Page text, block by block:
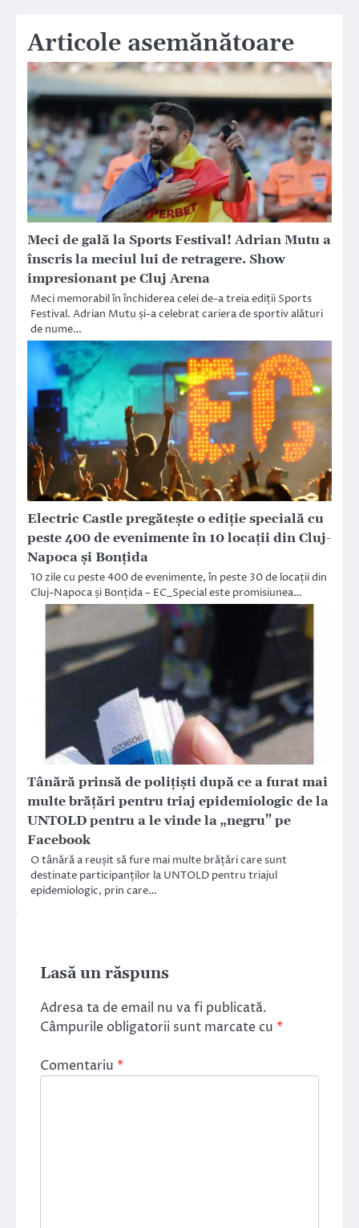
Articole asemănătoare
Meci de gală la Sports Festival! Adrian Mutu a
înscris la meciul lui de retragere. Show
impresionant pe Cluj Arena
Meci memorabil în închiderea celei de-a treia ediții Sports
Festival. Adrian Mutu și-a celebrat cariera de sportiv alături
de nume…
Electric Castle pregătește o ediție specială cu
peste 400 de evenimente în 10 locații din Cluj-
Napoca și Bonțida
10 zile cu peste 400 de evenimente, în peste 30 de locații din
Cluj-Napoca și Bonțida – EC_Special este promisiunea…
Tânără prinsă de polițiști după ce a furat mai
multe brățări pentru triaj epidemiologic de la
UNTOLD pentru a le vinde la „negru” pe
Facebook
O tânără a reușit să fure mai multe brățări care sunt
destinate participanților la UNTOLD pentru triajul
epidemiologic, prin care…
Lasă un răspuns
Adresa ta de email nu va fi publicată.
Câmpurile obligatorii sunt marcate cu *
Comentariu *